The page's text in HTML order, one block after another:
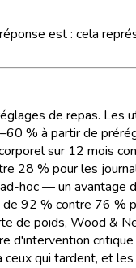
est : cela
de repas. Les
% à partir de
sur 12 mois
28 % pour les
hoc — un avantage
92 % contre 76 %
de poids, Wood &
d'intervention
qui tardent, et